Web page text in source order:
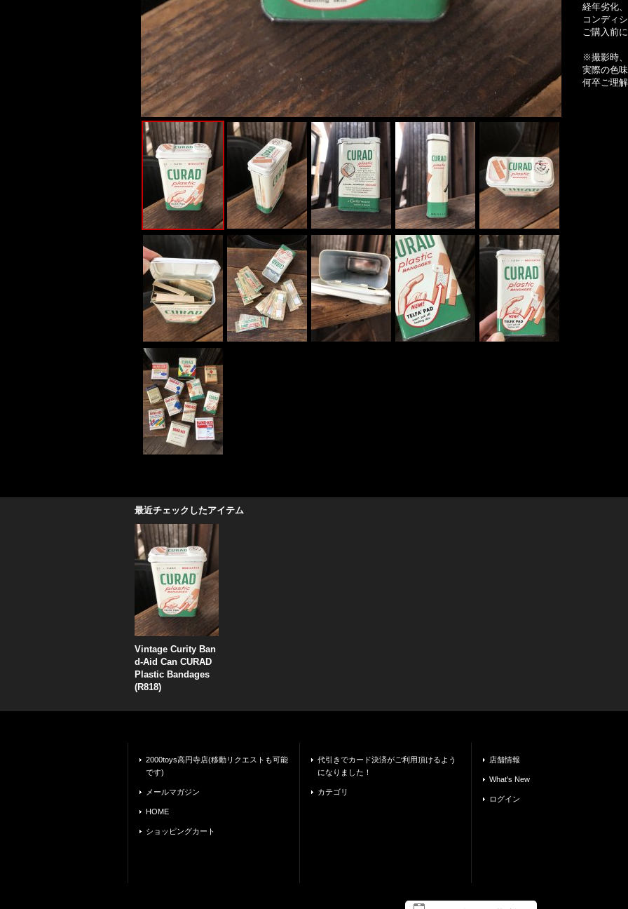
経年劣化
コンディ
ご購入前
※撮影時
実際の色
何卒ご理
最近チェックしたアイテム
Vintage Curity Ban
d-Aid Can CURAD
Plastic Bandages
(R818)
2000toys高円寺店(移動リクエストも可能
です)
メールマガジン
HOME
ショッピングカート
代引きでカード決済がご利用頂けるよう
になりました！
カテゴリ
店舗情報
What's New
ログイン